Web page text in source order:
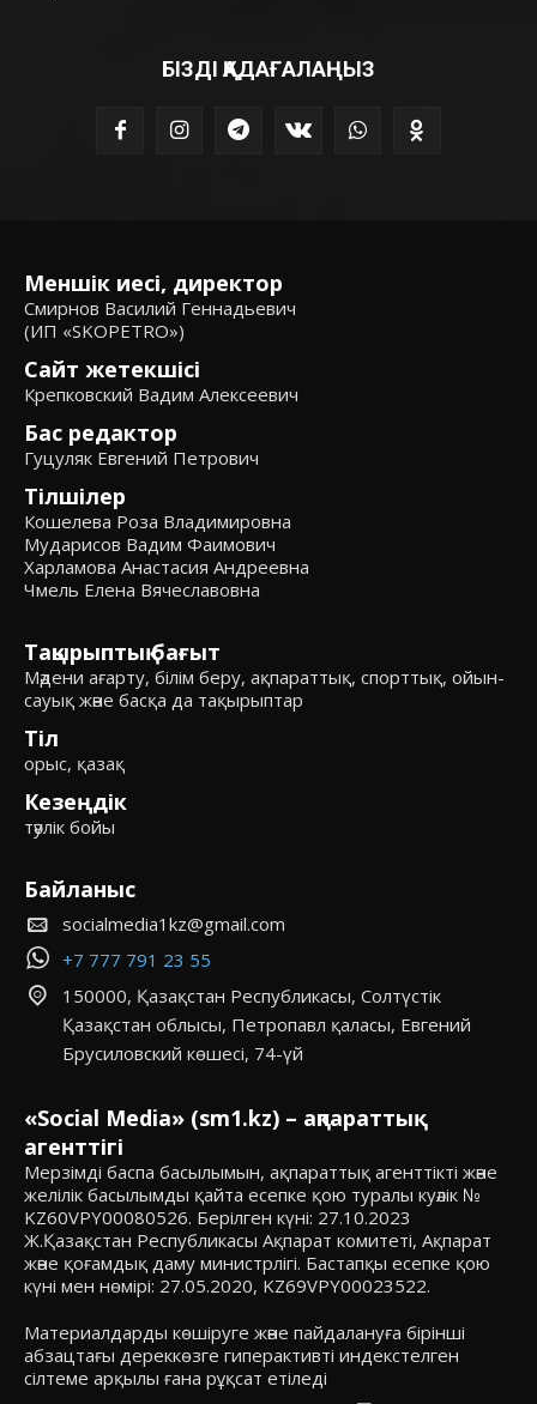
БІЗДІ ҚАДАҒАЛАҢЫЗ
Меншік иесі, директор
Смирнов Василий Геннадьевич
(ИП «SKOPETRO»)
Сайт жетекшісі
Крепковский Вадим Алексеевич
Бас редактор
Гуцуляк Евгений Петрович
Тілшілер
Кошелева Роза Владимировна
Мударисов Вадим Фаимович
Харламова Анастасия Андреевна
Чмель Елена Вячеславовна
Тақырыптық бағыт
Мәдени ағарту, білім беру, ақпараттық, спорттық, ойын-
сауық және басқа да тақырыптар
Тіл
орыс, қазақ
Кезеңдік
тәулік бойы
Байланыс
socialmedia1kz@gmail.com
+7 777 791 23 55
150000, Қазақстан Республикасы, Солтүстік
Қазақстан облысы, Петропавл қаласы, Евгений
Брусиловский көшесі, 74-үй
«Social Media» (sm1.kz) – ақпараттық
агенттігі
Мерзімді баспа басылымын, ақпараттық агенттікті және
желілік басылымды қайта есепке қою туралы куәлік №
KZ60VPY00080526. Берілген күні: 27.10.2023
Ж.Қазақстан Республикасы Ақпарат комитеті, Ақпарат
және қоғамдық даму министрлігі. Бастапқы есепке қою
күні мен нөмірі: 27.05.2020, KZ69VPY00023522.
Материалдарды көшіруге және пайдалануға бірінші
абзацтағы дереккөзге гиперактивті индекстелген
сілтеме арқылы ғана рұқсат етіледі